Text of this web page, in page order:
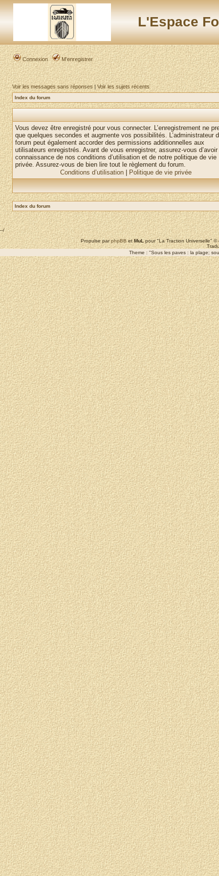
L'Espace
Connexion M’enregistrer
Voir les messages sans réponses|Voir les sujets récents
Index du forum
Vous devez être enregistré pour vous connecter. L’enregistrement ne
que quelques secondes et augmente vos possibilités. L’administrateur
forum peut également accorder des permissions additionnelles aux
utilisateurs enregistrés. Avant de vous enregistrer, assurez-vous
connaissance de nos conditions d’utilisation et de notre politique de vie
privée. Assurez-vous de bien lire tout le règlement du forum.
Conditions d’utilisation
Politique de vie privée
Index du forum
--/
Propulse parphpBBetMuLpour "La Traction Universelle"
Theme : "Sous les paves : la plage;